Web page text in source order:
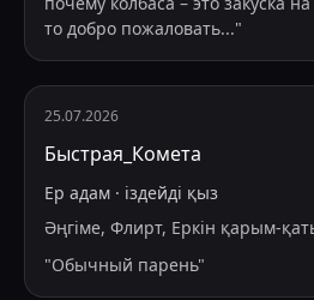
то добро пожаловать..."
25.07.2026
Быстрая_Комета
Ер адам · іздейді қыз
Әңгіме, Флирт, Еркін қарым-
"Обычный парень"